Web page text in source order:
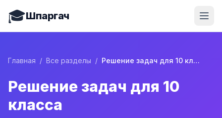
🎓Шпаргач
Главная / Все разделы / Решение задач для 10 класса
Решение задач для 10
класса